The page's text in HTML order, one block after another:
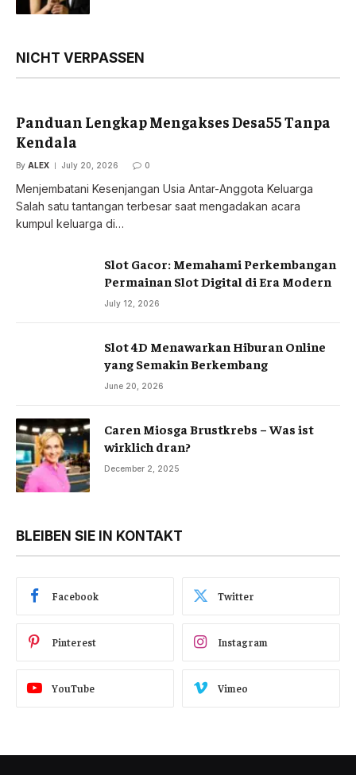
NICHT VERPASSEN
Panduan Lengkap Mengakses Desa55 Tanpa
Kendala
By ALEX July 20, 2026 0
Menjembatani Kesenjangan Usia Antar-Anggota Keluarga
Salah satu tantangan terbesar saat mengadakan acara
kumpul keluarga di…
Slot Gacor: Memahami Perkembangan
Permainan Slot Digital di Era Modern
July 12, 2026
Slot 4D Menawarkan Hiburan Online
yang Semakin Berkembang
June 20, 2026
Caren Miosga Brustkrebs – Was ist
wirklich dran?
December 2, 2025
BLEIBEN SIE IN KONTAKT
Facebook Twitter
Pinterest Instagram
YouTube Vimeo